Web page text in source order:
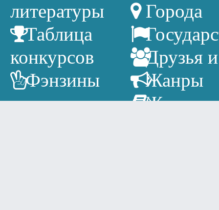
литературы
Таблица
конкурсов
Фэнзины
Города
Друзья
Жанры